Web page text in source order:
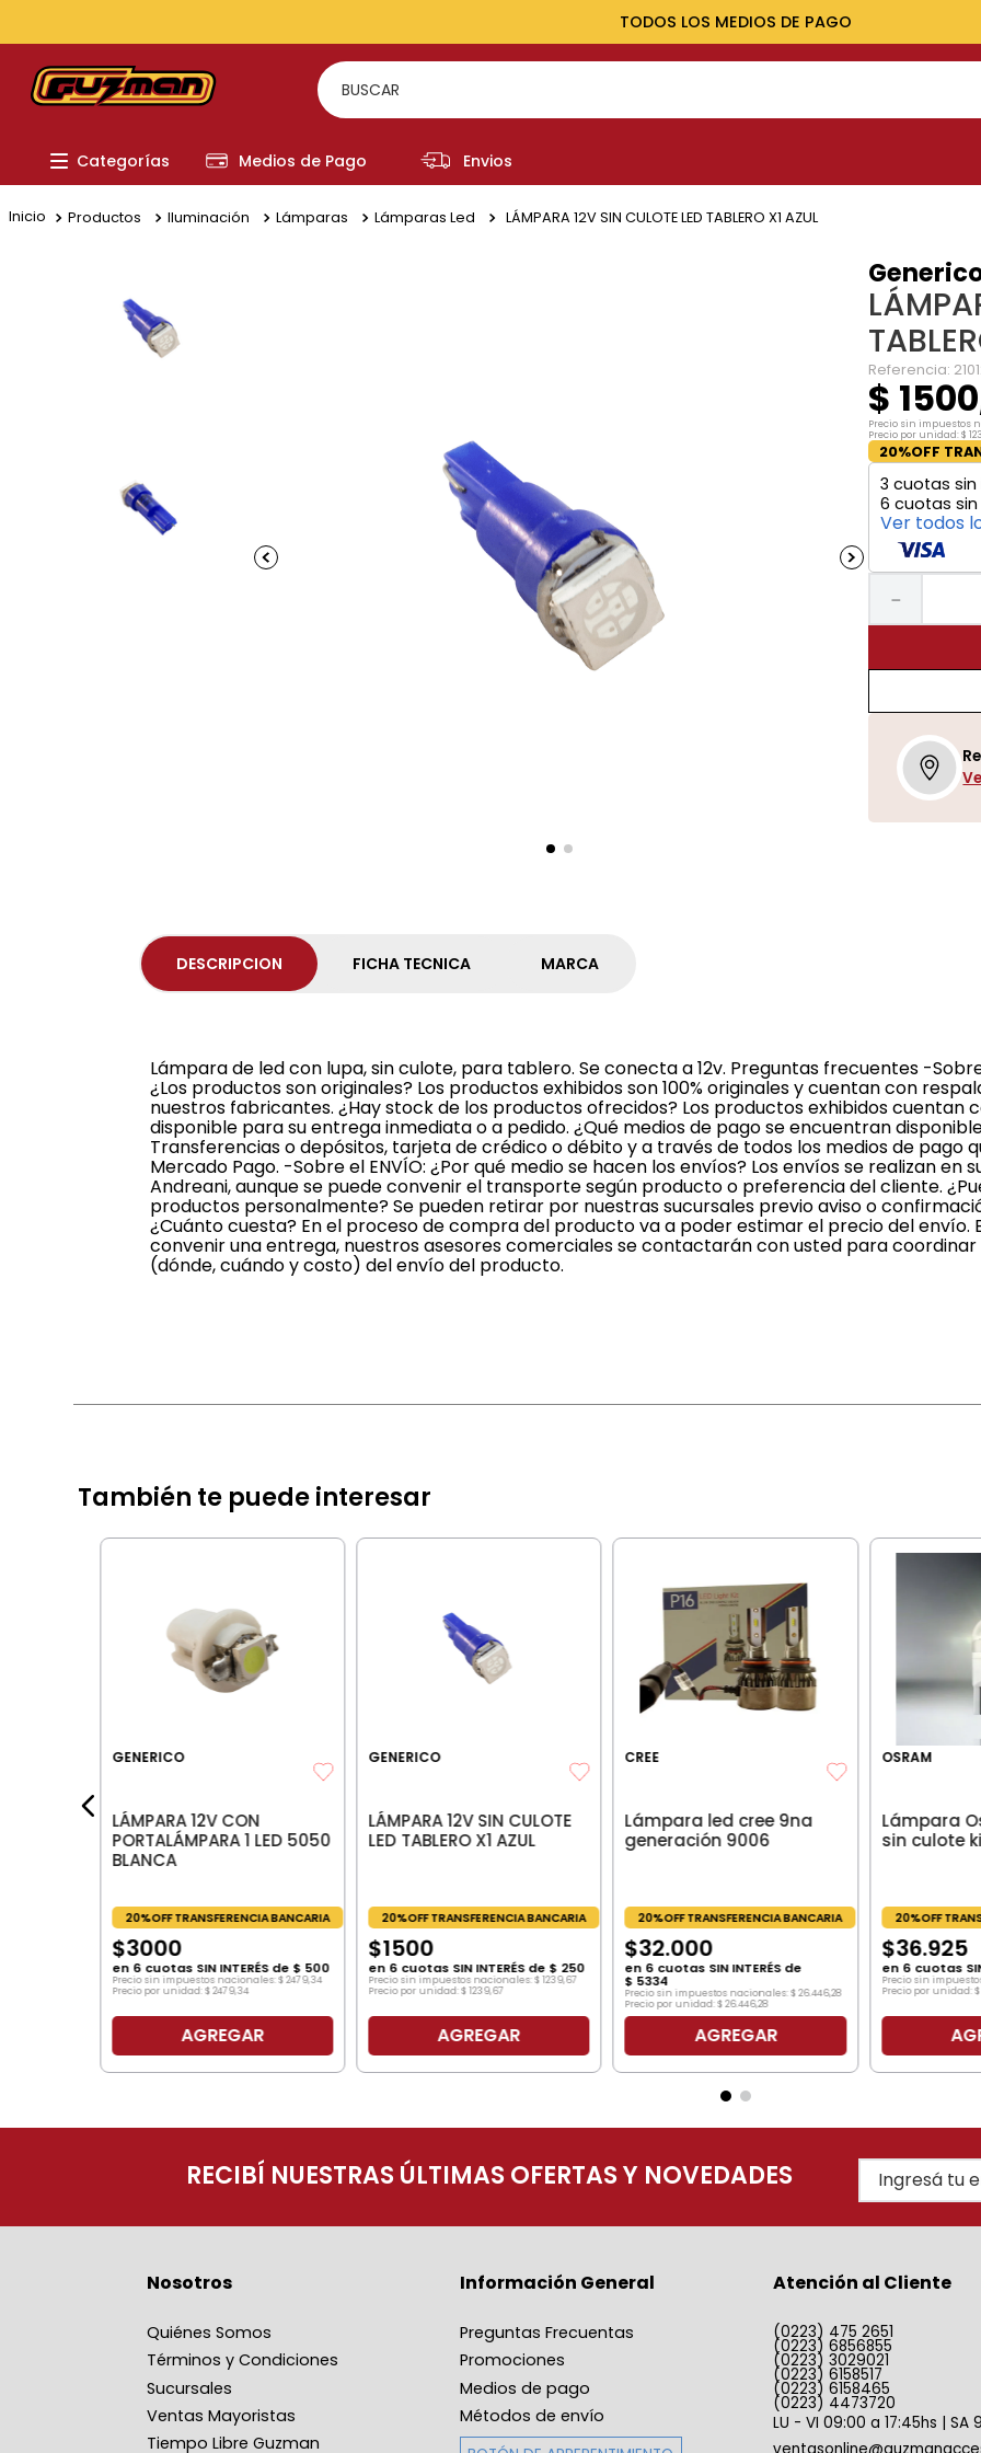
TODOS LOS MEDIOS DE PAGO
BUSCAR
Categorías Medios de Pago Envios
Productos Iluminación Lámparas Lámparas Led LÁMPARA 12V SIN CULOTE LED TABLERO X1 AZUL
Referencia:
$ 1500
Precio sin impuestos
Precio por unidad:$
20%OFF
3 cuotas sin
6 cuotas sin
Ver todos
－
DESCRIPCION FICHA TECNICA MARCA
Lámpara de led con lupa, sin culote, para tablero. Se conecta a 12v. Preguntas frecuentes -
¿Los productos son originales? Los productos exhibidos son 100% originales y cuentan con
nuestros fabricantes. ¿Hay stock de los productos ofrecidos? Los productos exhibidos cuentan
disponible para su entrega inmediata o a pedido. ¿Qué medios de pago se encuentran
Transferencias o depósitos, tarjeta de crédico o débito y a través de todos los medios de pago
Mercado Pago. -Sobre el ENVÍO: ¿Por qué medio se hacen los envíos? Los envíos se realizan en
Andreani, aunque se puede convenir el transporte según producto o preferencia del cliente.
productos personalmente? Se pueden retirar por nuestras sucursales previo aviso o
¿Cuánto cuesta? En el proceso de compra del producto va a poder estimar el precio del envío.
convenir una entrega, nuestros asesores comerciales se contactarán con usted para
(dónde, cuándo y costo) del envío del producto.
También te puede interesar
GENERICO
LÁMPARA 12V CON
PORTALÁMPARA 1 LED 5050
BLANCA
20%OFF TRANSFERENCIA BANCARIA
$3000
en 6 cuotas SIN INTERÉS de $ 500
Precio sin impuestos nacionales:$2479,34
Precio por unidad:$2479,34
AGREGAR
GENERICO
LÁMPARA 12V SIN CULOTE
LED TABLERO X1 AZUL
20%OFF TRANSFERENCIA BANCARIA
$1500
en 6 cuotas SIN INTERÉS de $ 250
Precio sin impuestos nacionales: $ 1239,67
Precio por unidad: $ 1239,67
AGREGAR
CREE
Lámpara led cree 9na
generación 9006
20%OFF TRANSFERENCIA BANCARIA
$32.000
en 6 cuotas SIN INTERÉS de
$ 5334
Precio sin impuestos nacionales: $ 26.446,28
Precio por unidad: $ 26.446,28
AGREGAR
OSRAM
Lámpara
sin culote
20%OFF
$36.925
en 6 cuotas
Precio sin
Precio por unidad:$
RECIBÍ NUESTRAS ÚLTIMAS OFERTAS Y NOVEDADES
Nosotros
Quiénes Somos
Términos y Condiciones
Sucursales
Ventas Mayoristas
Tiempo Libre Guzman
Información General
Preguntas Frecuentas
Promociones
Medios de pago
Métodos de envío
Atención al Cliente
(0223) 475 2651
(0223) 6856855
(0223) 3029021
(0223) 6158517
(0223) 6158465
(0223) 4473720
LU - VI 09:00 a 17:45hs | SA
2 .
renault